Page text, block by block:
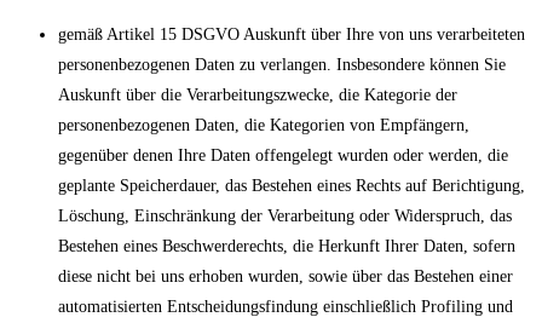
gemäß Artikel 15 DSGVO Auskunft über Ihre von uns verarbeiteten
personenbezogenen Daten zu verlangen. Insbesondere können Sie
Auskunft über die Verarbeitungszwecke, die Kategorie der
personenbezogenen Daten, die Kategorien von Empfängern,
gegenüber denen Ihre Daten offengelegt wurden oder werden, die
geplante Speicherdauer, das Bestehen eines Rechts auf Berichtigung,
Löschung, Einschränkung der Verarbeitung oder Widerspruch, das
Bestehen eines Beschwerderechts, die Herkunft Ihrer Daten, sofern
diese nicht bei uns erhoben wurden, sowie über das Bestehen einer
automatisierten Entscheidungsfindung einschließlich Profiling und